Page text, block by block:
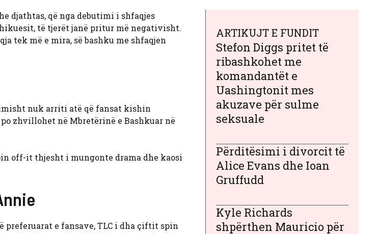
djathtas, që nga debutimi i shfaqjes
të tjerët janë pritur më negativisht.
tek më e mira, së bashku me shfaqjen
nuk arriti atë që fansat kishin
zhvillohet në Mbretërinë e Bashkuar në
off-it thjesht i mungonte drama dhe kaosi
preferuarat e fansave, TLC i dha çiftit spin
ARTIKUJT E FUNDIT
Stefon Diggs pritet të
ribashkohet me
komandantët e
Uashingtonit mes
akuzave për sulme
seksuale
Përditësimi i divorcit të
Alice Evans dhe Ioan
Gruffudd
Kyle Richards
shpërthen Mauricio për